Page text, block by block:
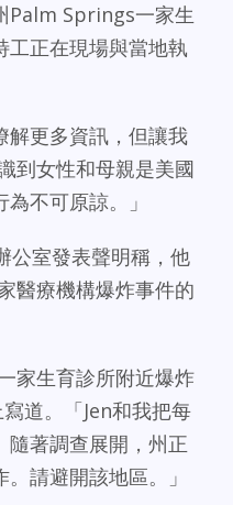
Palm Springs一家生
工正在現場與當地執
解更多資訊，但讓我
到女性和母親是美國
不可原諒。」
公室發表聲明稱，他
醫療機構爆炸事件的
家生育診所附近爆炸
道。「Jen和我把每
隨著調查展開，州正
請避開該地區。」